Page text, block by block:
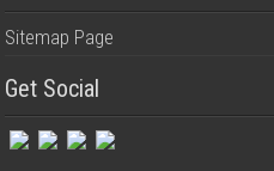
Sitemap Page
Get Social